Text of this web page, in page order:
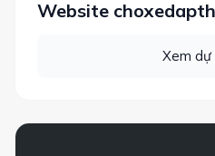
Website
Xem dự